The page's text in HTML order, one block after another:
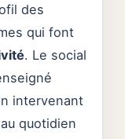
des
qui font
. Le social
intervenant
quotidien